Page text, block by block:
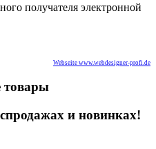
получателя электронной
Webseite www.webdesigner-profi.de
товары
и новинках!